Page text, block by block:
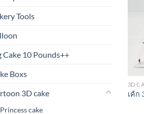
Tools
Cake 10 Pounds++
Boxs
3D cake
Princess cake
3D
เค้ก